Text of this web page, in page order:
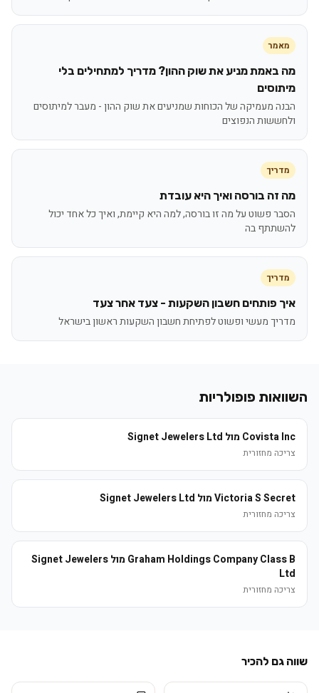
מאמר
מה באמת מניע את שוק ההון? מדריך למתחילים בלי
מיתוסים
הבנה מעמיקה של הכוחות שמניעים את שוק ההון - מעבר למיתוסים
ולחששות הנפוצים
מדריך
מה זה בורסה ואיך היא עובדת
הסבר פשוט על מה זו בורסה, למה היא קיימת, ואיך כל אחד יכול
להשתתף בה
מדריך
איך פותחים חשבון השקעות - צעד אחר צעד
מדריך מעשי ופשוט לפתיחת חשבון השקעות ראשון בישראל
השוואות פופולריות
Covista Inc מול Signet Jewelers Ltd
צריכה מחזורית
Victoria S Secret מול Signet Jewelers Ltd
צריכה מחזורית
Graham Holdings Company Class B מול Signet Jewelers
Ltd
צריכה מחזורית
שווה גם להכיר